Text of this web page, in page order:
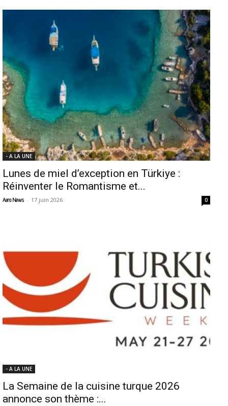
- A LA UNE
Lunes de miel d’exception en Türkiye :
Réinventer le Romantisme et...
Aero News - 17 juin 2026 0
- A LA UNE
La Semaine de la cuisine turque 2026
annonce son thème :...